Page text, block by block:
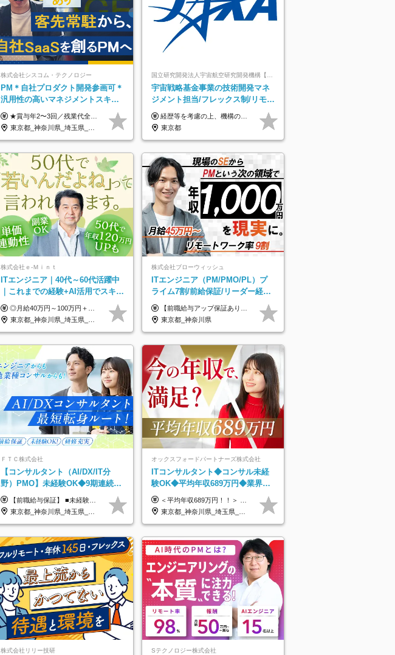
株式会社シスコム・テクノロジー
PM＊自社プロダクト開発参画可＊
汎用性の高いマネジメントスキル
＊年収1000万以上可
★賞与年2〜3回／残業代全額支給／子ども手当（月1万円）／誕生日手当（年1回1万円）★ ＜初年度の想定年収:600万円～800万円＞ 月給50万7000円～70万4000円＋賞与年2回＋決算賞与 ※経験・能力を考慮のうえ決定します。 ※専門性を高めながらチームを牽引する「プロジェクト推進力」を高く評価し、給与へダイレクトに反映します。 ※試用期間6ヶ月（待遇変動なし） 年収800万円以上も⽬指せます。 経験・スキル・前職給与を最大限に考慮し、 ご納得いただける条件を提示します。 【賞与】 年2〜3回支給（7月・12月＋業績により決算賞与） 当社では、目の前の案件による固定報酬だけが評価の全てではありません。 メンバー育成、現場でのポジション拡大、 ナレッジの共有、そして組織づくりへの参画など、 「会社への貢献度（ビジネスプロセス）」 を昇給・賞与へダイレクトに反映しています。 専門性を高める「技術」と、チームを前進させる「プロジェクト推進」。 この両輪を回すことで、確かなスキル成長と年収アップを同時に実現できる環境です。
東京都_神奈川県_埼玉県_千葉県
国立研究開発法人宇宙航空研究開発機構【JAXA】
宇宙戦略基金事業の技術開発マネ
ジメント担当/フレックス制/リモー
ト活用/異業種出身者歓迎/国家プロ
ジェクト
経歴等を考慮の上、機構の規定により決定します。 ＜大学卒業後、正規社員として民間企業に3年勤務した場合＞ ・月給30万円以上 ・年収470万円以上 年収概算を試算する場合は以下をご確認ください。 https://www.jaxa.jp/about/employ/trial_j.html ■昇給年1回、賞与年2回 ■諸手当（住居手当、通勤手当他） ■退職金制度あり ※年収470万円～ ※超過勤務分は別途支給します。 ※6ヶ月の試用期間あり。その間の待遇・給与に差異はありません。
東京都
株式会社ｅ‐Ｍｉｎｔ
ITエンジニア｜40代～60代活躍中
｜これまでの経験+AI活用でスキル
アップを支援｜残業月10h｜副業
OK
◎月給40万円～100万円＋インセンティブ＋各種手当 ・年収120万〜300万円UPの実績も！ ・平均年収UP率は1.1～1.3倍 ・案件単価100%公開 × 単価連動の給与制度 ・能力等を考慮の上、決定いたします ※試用期間6ヵ月あり（待遇の変更はありません） ※固定残業代（月20～30時間・3万円～8万円）を含みます 《具体的には...》 ・案件単価65万円⇒年収約500万円 ・案件単価80万円⇒年収約600万円 ・案件単価120万円⇒年収約900万円 ＼ AIで生産性5倍になり給与UP ／ ◇案件単価100%公開 × 単価連動の給与制度 ◇年収120万〜300万UPの実績あり 「単価が上がれば、その分しっかり報われる」 そんなシンプルで納得できる評価制度です。 ⚫️年収300万円アップの実績も 参画する案件の単価を全て公開。 給与は単価に連動しているため納得感持って働くことが可能です。 過去には転職しただけで300万円以上アップした方もいます。 現場でAIを活用して成果を出して単価アップにつながったケースが多数！ ・AIツール利用料金全額負担 ・資格取得補助 ・月給保証制度 ・各種手当
東京都_神奈川県_埼玉県_千葉県_大阪府_愛知県_北海道_青森県_岩手県_宮城県_秋田県_山形県_福島県_茨城県_栃木県_群馬県_新潟県_山梨県_長野県_富山県_石川県_福井県_静岡県_岐阜県_三重県_兵庫県_京都府_滋賀県_奈良県_和歌山県_広島県_岡山県_鳥取県_島根県_山口県_徳島県_香川県_愛媛県_高知県_福岡県_熊本県_佐賀県_長崎県_大分県_宮崎県_鹿児島県_沖縄県
株式会社ブローウィッシュ
ITエンジニア（PM/PMO/PL）プ
ライム7割/前給保証/リーダー経験
不問/30、40代活躍中/リモート9割
【前職給与アップ保証あり！ゆくゆくは年収800万以上も可能】 月給45万円～＋インセンティブ ※経験や適性を考慮の上、相談し決定します ※上記には固定残業代（20時間分/4万円～）が含まれます ※20時間を超過した場合は別途全額支給します ※試用期間（3ヶ月間）あり。給与・待遇に差異はございません それはより高度な案件にアサイン＆ 還元率が平均より高めのため、 これまでの給与から大幅にアップする人もいます。
東京都_神奈川県
ＦＴＣ株式会社
【コンサルタント（AI/DX/IT分
野）PMO】未経験OK◆9期連続大
幅増益！AI企業へ進化中◆ポジシ
ョン多数
【前職給与保証】 ■未経験者： 月給30万円～35万円 ■ローキャリア（経験目安1年程度）： 月給35万円～40万円 ■経験者（経験目安3年以上）： 月給40万円～60万円 ■即戦力（経験目安5年以上）： 月給45万円～80万円 ※上記金額には固定残業代30時間分 【未経験者5万5000円～7万3000円、 ローキャリア6万4000円～7万3000円、 経験者5万8000円～10万9000円、 即戦力8万2000円～14万5000円】を含みます。 ※30時間を超える場合は追加で全額支給します。 ※経験・能力・前職給与などを総合的に評価したうえでご納得いただけるよう個別決定。 未経験者の場合、前職給与とポテンシャルを査定のうえ決定いたします。 ※日本国内でのIT業界経験、または同等の実務経験と能力に応じて決定します。 ※前職給与は日本円かつ、日本国内での実績に基づき評価します。 【納得の評価システム】 ★クォーター毎に査定する評価制度導入！ 明確な評価基準で翌年度年収を上げましょう！ ★評価対象期間に在籍中のほとんどの社員が昇給し 年収アップを実現しています！ ★様々なインセンティブ制度を用意し多角的に正当評価しています！ ※試用期間6カ月（期間中の待遇等に差異なし）
東京都_神奈川県_埼玉県_千葉県
オックスフォードパートナーズ株式会社
ITコンサルタント◆コンサル未経
験OK◆平均年収689万円◆業界屈
指の営業力でサポート◆フルリモ
ート可
＜平均年収689万円！！＞ ☆前給保証以上☆案件待機期間も給与保証あり☆ 月給40万円～150万円（固定残業代含む） ※経験や能力を考慮し決定します ※試用期間6ヶ月あり。条件や待遇に差異はありません ※上記には固定残業代（30時間分／7万6000円～）が含まれています。 ※超過分は時間外手当を別途支給。 【実際の給与例】 野原さん（35歳）※前職年収480万円 （Java／C#エンジニア ⇒ 業務系システム開発 ⇒ 要件定義・業務分析 ⇒ ITコンサル案件へ参画） ▼620万円（入社初年度） ・Web系業務システム開発（Java、C#） ・ 顧客折衝や開発チームとの調整 ・ 既存システムの改修・機能追加案件に従事 ▼780万円（入社2年目） ・ 金融機関向け業務系システムの要件定義・設計補助 ・ 開発チームと連携した業務分析・課題整理 ・小規模PMO支援案件への参画 ▼1,090万円（入社3年目） ・ 大手企業向けIT戦略・業務改革プロジェクトに参画 ・コンサルタントとして要件定義・業務改善提案・ベンダー調整を担当 ・ PMO／部分的PM業務も兼務し、上流工程での裁量を拡大
東京都_神奈川県_埼玉県_千葉県_大阪府_愛知県_北海道_青森県_岩手県_宮城県_秋田県_山形県_福島県_茨城県_栃木県_群馬県_新潟県_山梨県_長野県_富山県_石川県_福井県_静岡県_岐阜県_三重県_兵庫県_京都府_滋賀県_奈良県_和歌山県_広島県_岡山県_鳥取県_島根県_山口県_徳島県_香川県_愛媛県_高知県_福岡県_熊本県_佐賀県_長崎県_大分県_宮崎県_鹿児島県_沖縄県
株式会社リリー技研 Sテクノロジー株式会社